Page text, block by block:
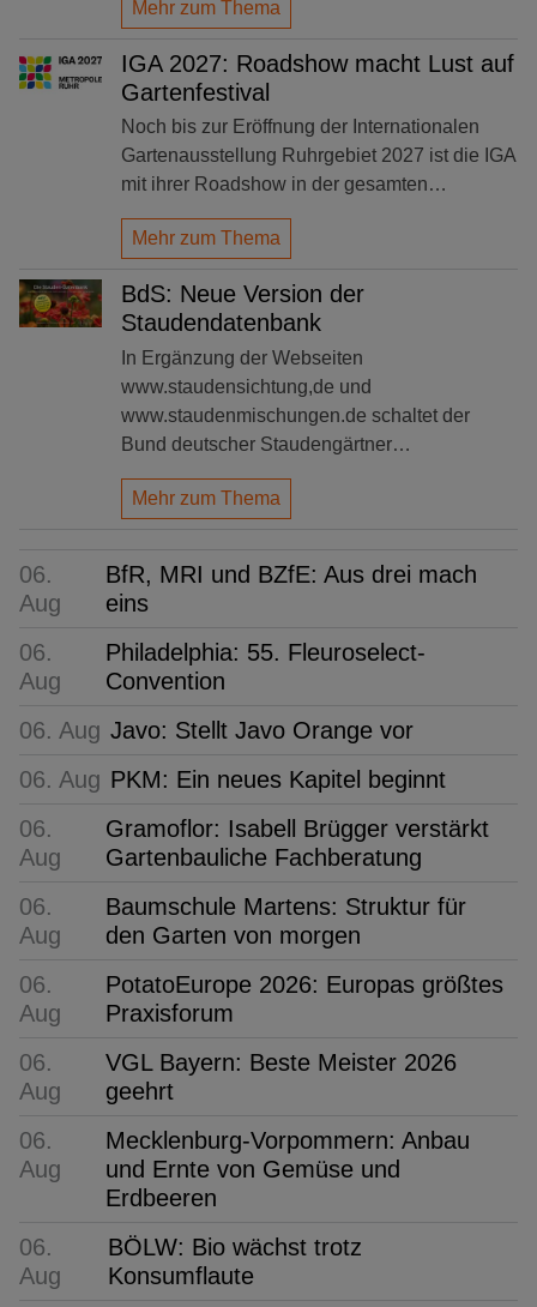
Mehr zum Thema
IGA 2027: Roadshow macht Lust auf
Gartenfestival
Noch bis zur Eröffnung der Internationalen
Gartenausstellung Ruhrgebiet 2027 ist die IGA
mit ihrer Roadshow in der gesamten…
Mehr zum Thema
BdS: Neue Version der
Staudendatenbank
In Ergänzung der Webseiten
www.staudensichtung,de und
www.staudenmischungen.de schaltet der
Bund deutscher Staudengärtner…
Mehr zum Thema
06.
Aug
BfR, MRI und BZfE: Aus drei mach
eins
06.
Aug
Philadelphia: 55. Fleuroselect-
Convention
06. Aug Javo: Stellt Javo Orange vor
06. Aug PKM: Ein neues Kapitel beginnt
06.
Aug
Gramoflor: Isabell Brügger verstärkt
Gartenbauliche Fachberatung
06.
Aug
Baumschule Martens: Struktur für
den Garten von morgen
06.
Aug
PotatoEurope 2026: Europas größtes
Praxisforum
06.
Aug
VGL Bayern: Beste Meister 2026
geehrt
06.
Aug
Mecklenburg-Vorpommern: Anbau
und Ernte von Gemüse und
Erdbeeren
06.
Aug
BÖLW: Bio wächst trotz
Konsumflaute